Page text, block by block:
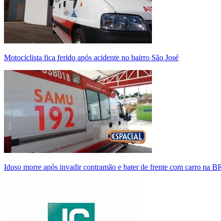
Motociclista fica ferido após acidente no bairro São José
Idoso morre após invadir contramão e bater de frente com carro na